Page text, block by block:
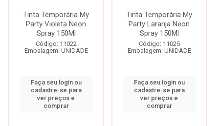
Tinta Temporária My
Party Violeta Neon
Spray 150Ml
Código: 11022
Embalagem: UNIDADE
Faça seu login ou
cadastre-se para
ver preços e
comprar
Tinta Temporária My
Party Laranja Neon
Spray 150Ml
Código: 11025
Embalagem: UNIDADE
Faça seu login ou
cadastre-se para
ver preços e
comprar